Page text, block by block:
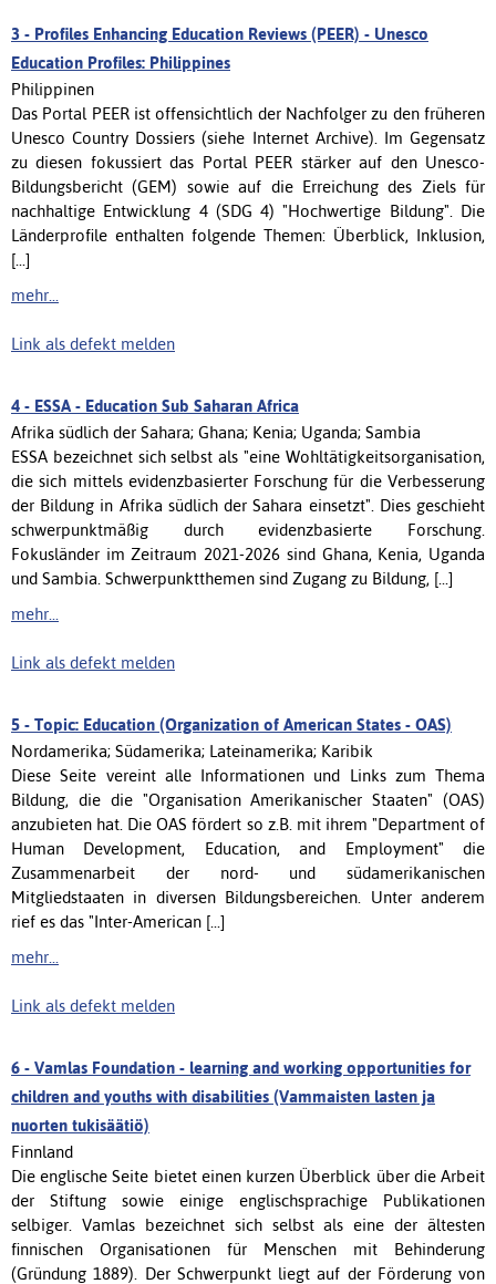
3 - Profiles Enhancing Education Reviews (PEER) - Unesco
Education Profiles: Philippines
Philippinen
Das Portal PEER ist offensichtlich der Nachfolger zu den früheren
Unesco Country Dossiers (siehe Internet Archive). Im Gegensatz
zu diesen fokussiert das Portal PEER stärker auf den Unesco-
Bildungsbericht (GEM) sowie auf die Erreichung des Ziels für
nachhaltige Entwicklung 4 (SDG 4) "Hochwertige Bildung". Die
Länderprofile enthalten folgende Themen: Überblick, Inklusion,
[...]
mehr...
Link als defekt melden
4 - ESSA - Education Sub Saharan Africa
Afrika südlich der Sahara; Ghana; Kenia; Uganda; Sambia
ESSA bezeichnet sich selbst als "eine Wohltätigkeitsorganisation,
die sich mittels evidenzbasierter Forschung für die Verbesserung
der Bildung in Afrika südlich der Sahara einsetzt". Dies geschieht
schwerpunktmäßig durch evidenzbasierte Forschung.
Fokusländer im Zeitraum 2021-2026 sind Ghana, Kenia, Uganda
und Sambia. Schwerpunktthemen sind Zugang zu Bildung, [...]
mehr...
Link als defekt melden
5 - Topic: Education (Organization of American States - OAS)
Nordamerika; Südamerika; Lateinamerika; Karibik
Diese Seite vereint alle Informationen und Links zum Thema
Bildung, die die "Organisation Amerikanischer Staaten" (OAS)
anzubieten hat. Die OAS fördert so z.B. mit ihrem "Department of
Human Development, Education, and Employment" die
Zusammenarbeit der nord- und südamerikanischen
Mitgliedstaaten in diversen Bildungsbereichen. Unter anderem
rief es das "Inter-American [...]
mehr...
Link als defekt melden
6 - Vamlas Foundation - learning and working opportunities for
children and youths with disabilities (Vammaisten lasten ja
nuorten tukisäätiö)
Finnland
Die englische Seite bietet einen kurzen Überblick über die Arbeit
der Stiftung sowie einige englischsprachige Publikationen
selbiger. Vamlas bezeichnet sich selbst als eine der ältesten
finnischen Organisationen für Menschen mit Behinderung
(Gründung 1889). Der Schwerpunkt liegt auf der Förderung von